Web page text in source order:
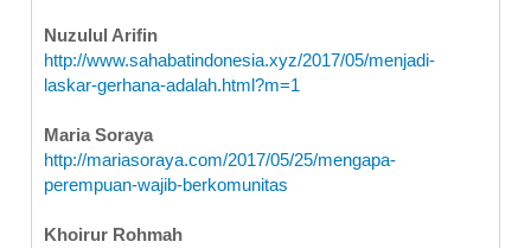
Nuzulul Arifin
http://www.sahabatindonesia.xyz/2017/05/menjadi-
laskar-gerhana-adalah.html?m=1
Maria Soraya
http://mariasoraya.com/2017/05/25/mengapa-
perempuan-wajib-berkomunitas
Khoirur Rohmah